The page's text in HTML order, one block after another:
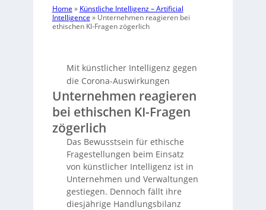
Home » Künstliche Intelligenz – Artificial
Intelligence » Unternehmen reagieren bei
ethischen KI-Fragen zögerlich
Mit künstlicher Intelligenz gegen
die Corona-Auswirkungen
Unternehmen reagieren
bei ethischen KI-Fragen
zögerlich
Das Bewusstsein für ethische
Fragestellungen beim Einsatz
von künstlicher Intelligenz ist in
Unternehmen und Verwaltungen
gestiegen. Dennoch fällt ihre
diesjährige Handlungsbilanz